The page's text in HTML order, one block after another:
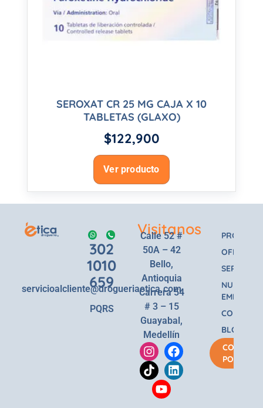
SEROXAT CR 25 MG CAJA X 10
TABLETAS (GLAXO)
$122,900
Ver producto
302
1010
659
servicioalcliente@drogueriaetica.com
PQRS
Visitanos
Calle 52 #
50A – 42
Bello,
Antioquia
Carrera 54
# 3 – 15
Guayabal,
Medellín
OFERTAS
SERVICIOS
NUESTRA
EMPRESA
BLOG
COMPRA
POR